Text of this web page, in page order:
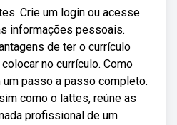
Crie um login ou acesse
informações pessoais.
de ter o currículo
no currículo. Como
passo a passo completo.
como o lattes, reúne as
profissional de um